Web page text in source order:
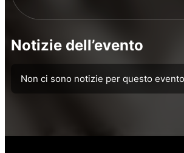
Notizie dell’evento
Non ci sono notizie per questo evento